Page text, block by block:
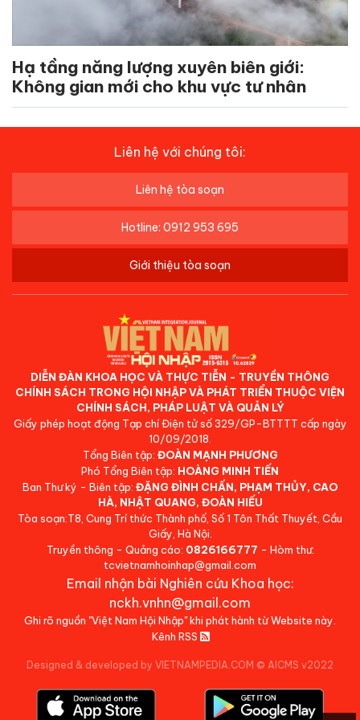
Hạ tầng năng lượng xuyên biên giới:
Không gian mới cho khu vực tư nhân
Liên hệ với chúng tôi:
Liên hệ tòa soạn
Hotline: 0912 953 695
Giới thiệu tòa soạn
DIỄN ĐÀN KHOA HỌC VÀ THỰC TIỄN - TRUYỀN THÔNG
CHÍNH SÁCH TRONG HỘI NHẬP VÀ PHÁT TRIỂN THUỘC VIỆN
CHÍNH SÁCH, PHÁP LUẬT VÀ QUẢN LÝ
Giấy phép hoạt động Tạp chí Điện tử số 329/GP-BTTTT cấp ngày
10/09/2018.
Tổng Biên tập: ĐOÀN MẠNH PHƯƠNG
Phó Tổng Biên tập: HOÀNG MINH TIẾN
Ban Thư ký - Biên tập: ĐẶNG ĐÌNH CHẤN, PHẠM THỦY, CAO
HÀ, NHẬT QUANG, ĐOÀN HIẾU
Tòa soạn:T8, Cung Trí thức Thành phố, Số 1 Tôn Thất Thuyết, Cầu
Giấy, Hà Nội.
Truyền thông - Quảng cáo: 0826166777 - Hòm thư:
tcvietnamhoinhap@gmail.com
Email nhận bài Nghiên cứu Khoa học:
nckh.vnhn@gmail.com
Ghi rõ nguồn "Việt Nam Hội Nhập" khi phát hành từ Website này.
Kênh RSS
Designed & developed by VIETNAMPEDIA.COM © AICMS v2022